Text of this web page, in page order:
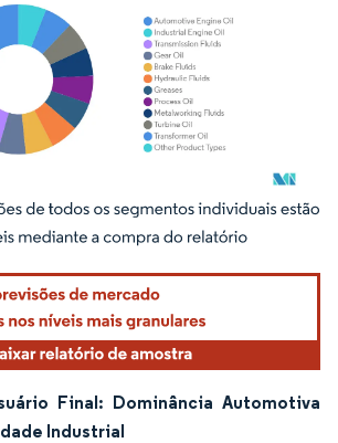
O reuso requer atribuição conforme CC BY 4.0.
Final: Dominância Automotiva
Industrial